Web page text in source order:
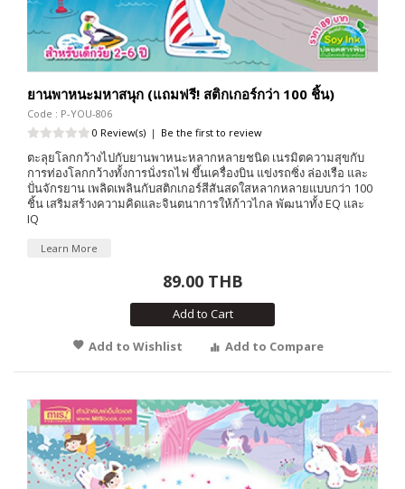
ยานพาหนะมหาสนุก (แถมฟรี! สติกเกอร์กว่า 100 ชิ้น)
Code : P-YOU-806
0 Review(s) | Be the first to review
ตะลุยโลกกว้างไปกับยานพาหนะหลากหลายชนิด เนรมิตความสุขกับ
การท่องโลกกว้างทั้งการนั่งรถไฟ ขึ้นเครื่องบิน แข่งรถซิ่ง ล่องเรือ และ
ปั่นจักรยาน เพลิดเพลินกับสติกเกอร์สีสันสดใสหลากหลายแบบกว่า 100
ชิ้น เสริมสร้างความคิดและจินตนาการให้ก้าวไกล พัฒนาทั้ง EQ และ
IQ
Learn More
89.00 THB
Add to Cart
Add to Wishlist
Add to Compare